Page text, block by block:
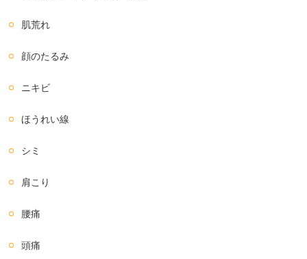
肌荒れ
顔のたるみ
ニキビ
ほうれい線
シミ
肩こり
腰痛
頭痛